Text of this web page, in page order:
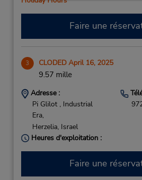
Faire une
3 CLODED April 16, 2025
9.57 mille
Adresse :
Pi Glilot , Industrial
Era,
Herzelia, Israel
Heures d'exploitation :
Faire une